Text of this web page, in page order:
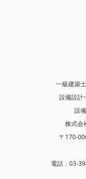
一級建築
設備設計
設
株式会
〒170-
電話：03-